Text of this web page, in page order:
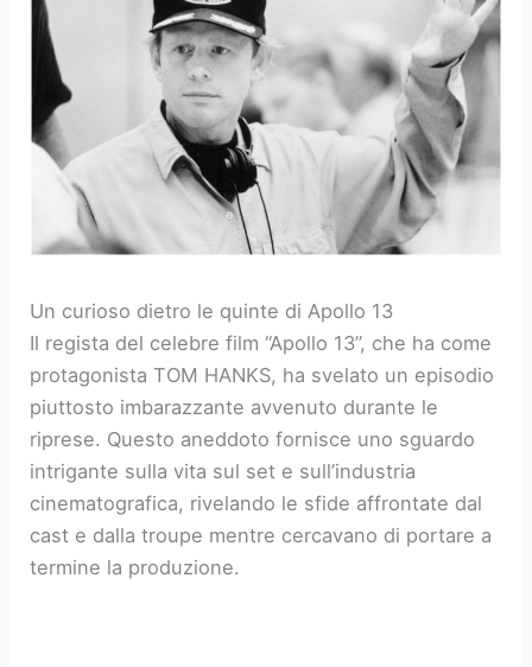
Un curioso dietro le quinte di Apollo 13
Il regista del celebre film “Apollo 13”, che ha come
protagonista TOM HANKS, ha svelato un episodio
piuttosto imbarazzante avvenuto durante le
riprese. Questo aneddoto fornisce uno sguardo
intrigante sulla vita sul set e sull’industria
cinematografica, rivelando le sfide affrontate dal
cast e dalla troupe mentre cercavano di portare a
termine la produzione.